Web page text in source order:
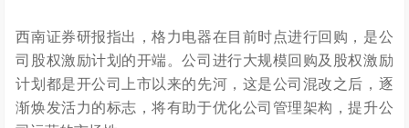
西南证券研报指出，格力电器在目前时点进行回购，是公
司股权激励计划的开端。公司进行大规模回购及股权激励
计划都是开公司上市以来的先河，这是公司混改之后，逐
渐焕发活力的标志，将有助于优化公司管理架构，提升公